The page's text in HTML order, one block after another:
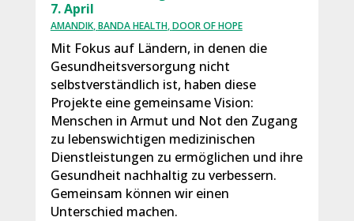
7. April
AMANDIK,BANDA HEALTH,DOOR OF HOPE
Mit Fokus auf Ländern, in denen die
Gesundheitsversorgung nicht
selbstverständlich ist, haben diese
Projekte eine gemeinsame Vision:
Menschen in Armut und Not den Zugang
zu lebenswichtigen medizinischen
Dienstleistungen zu ermöglichen und ihre
Gesundheit nachhaltig zu verbessern.
Gemeinsam können wir einen
Unterschied machen.